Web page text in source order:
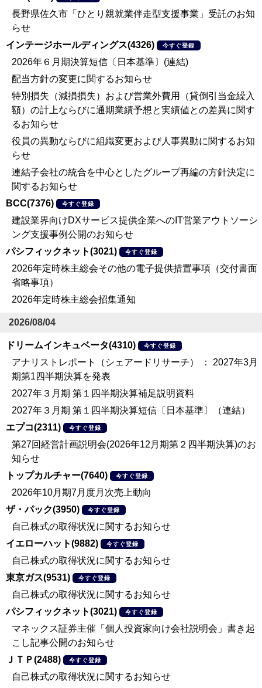
長野県佐久市「ひとり親就業伴走型支援事業」受託のお知
らせ
インテージホールディングス(4326)
今すぐ登録
2026年６月期決算短信〔日本基準〕(連結)
配当方針の変更に関するお知らせ
特別損失（減損損失）および営業外費用（貸倒引当金繰入
額）の計上ならびに通期業績予想と実績値との差異に関す
るお知らせ
役員の異動ならびに組織変更および人事異動に関するお知
らせ
連結子会社の統合を中心としたグループ再編の方針決定に
関するお知らせ
BCC(7376)
今すぐ登録
建設業界向けDXサービス提供企業へのIT営業アウトソーシ
ング支援事例公開のお知らせ
パシフィックネット(3021)
今すぐ登録
2026年定時株主総会その他の電子提供措置事項（交付書面
省略事項）
2026年定時株主総会招集通知
2026/08/04
ドリームインキュベータ(4310) 今すぐ登録
アナリストレポート（シェアードリサーチ） ： 2027年3月
期第1四半期決算を発表
2027年３月期 第１四半期決算補足説明資料
2027年３月期 第１四半期決算短信〔日本基準〕（連結）
エプコ(2311)
今すぐ登録
第27回経営計画説明会(2026年12月期第２四半期決算)のお
知らせ
トップカルチャー(7640)
今すぐ登録
2026年10月期7月度月次売上動向
ザ・パック(3950)
今すぐ登録
自己株式の取得状況に関するお知らせ
イエローハット(9882)
今すぐ登録
自己株式の取得状況に関するお知らせ
東京ガス(9531)
今すぐ登録
自己株式の取得状況に関するお知らせ
パシフィックネット(3021)
今すぐ登録
マネックス証券主催「個人投資家向け会社説明会」書き起
こし記事公開のお知らせ
ＪＴＰ(2488)
今すぐ登録
自己株式の取得状況に関するお知らせ